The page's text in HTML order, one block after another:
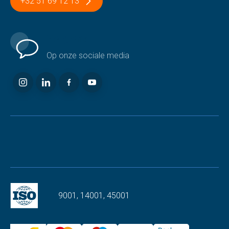
Op onze sociale media
9001, 14001, 45001